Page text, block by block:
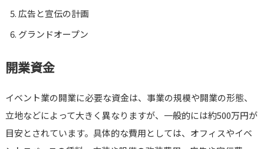
広告と宣伝の計画
グランドオープン
開業資金
イベント業の開業に必要な資金は、事業の規模や開業の形態、
立地などによって大きく異なりますが、一般的には約500万円が
目安とされています。具体的な費用としては、オフィスやイベ